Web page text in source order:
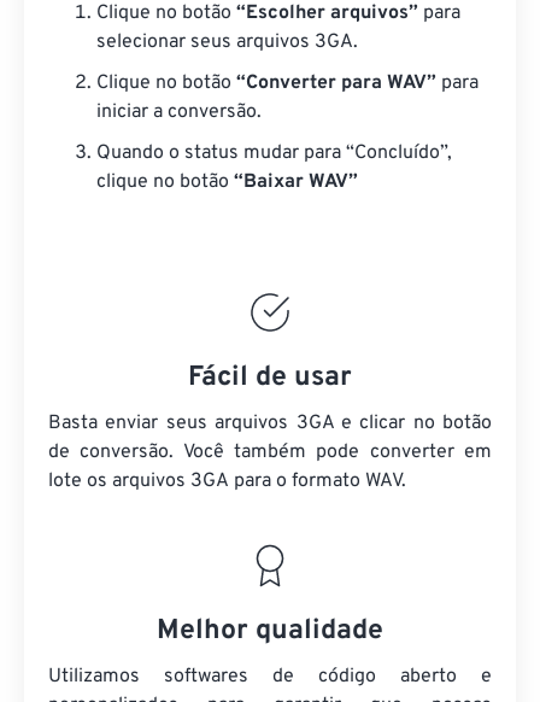
Clique no botão “Escolher arquivos” para
selecionar seus arquivos 3GA.
Clique no botão “Converter para WAV” para
iniciar a conversão.
Quando o status mudar para “Concluído”,
clique no botão “Baixar WAV”
Fácil de usar
Basta enviar seus arquivos 3GA e clicar no botão
de conversão. Você também pode converter em
lote os arquivos 3GA para o formato WAV.
Melhor qualidade
Utilizamos softwares de código aberto e